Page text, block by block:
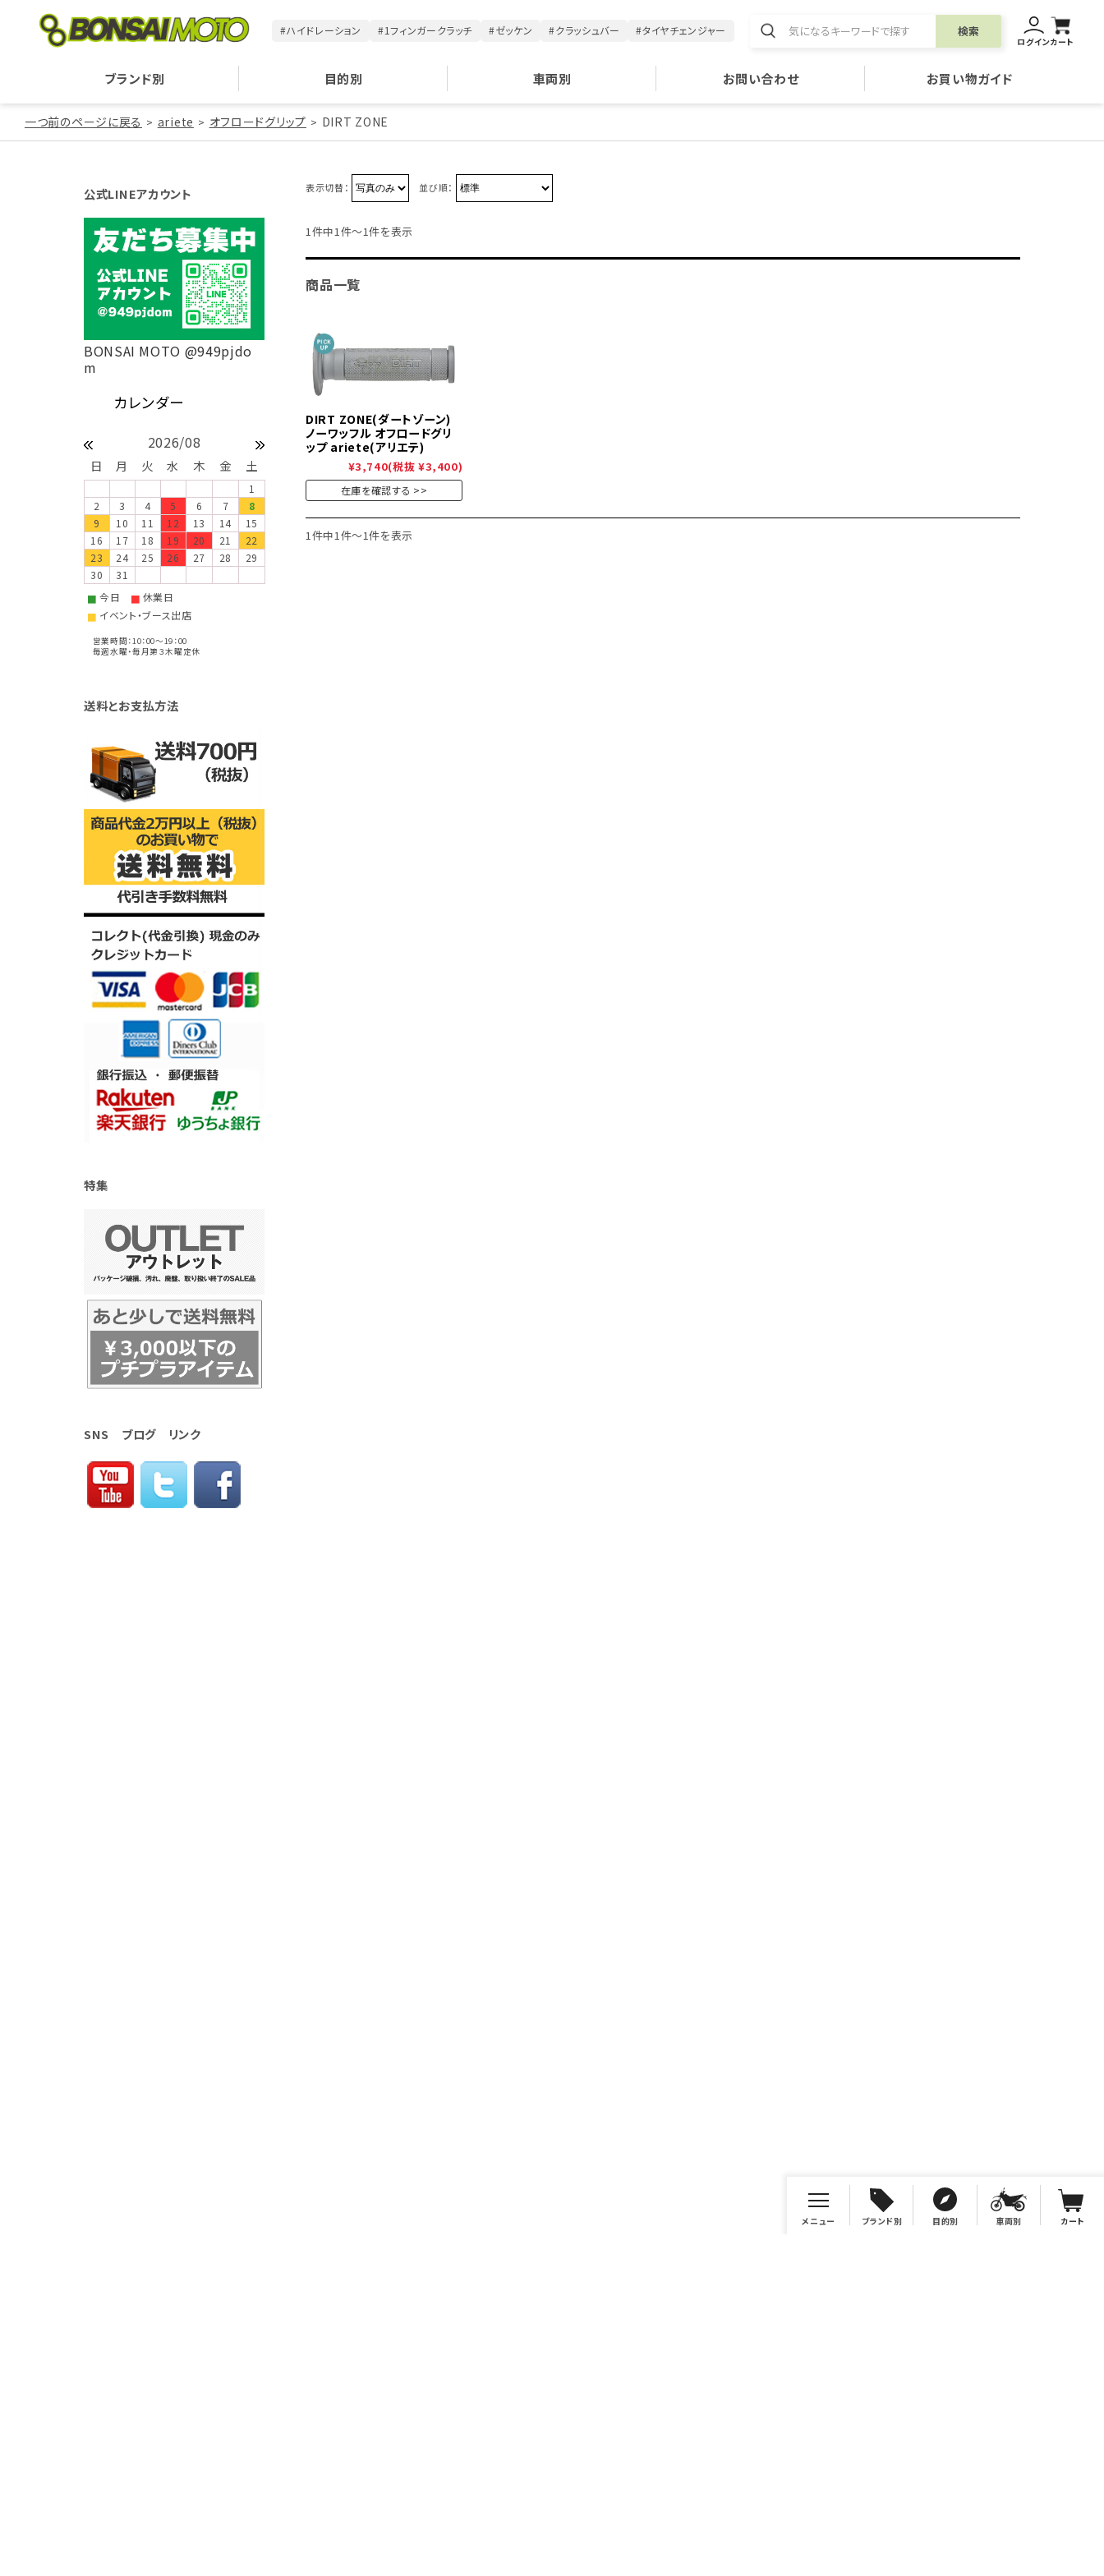
#ハイドレーション #1フィンガークラッチ #ゼッケン #クラッシュバー #タイヤチェンジャー 検索
ログインカート
ブランド別 目的別 車両別 お問い合わせ お買い物ガイド
メニュー ブランド別 目的別 車両別 カート
一つ前のページに戻る ariete オフロードグリップ DIRT ZONE
表示切替： 並び順：
1件中1件～1件を表示
商品一覧
DIRT ZONE(ダートゾーン)
ノーワッフル オフロードグリ
ップ ariete(アリエテ)
¥3,740(税抜 ¥3,400)
在庫を確認する
1件中1件～1件を表示
公式LINEアカウント
BONSAI MOTO @949pjdo
m
2026/08
日 月 火 水 木 金 土
1
2
3 4 5 6 7
8
9
10 11 12 13 14
15
16
17 18 19 20 21
22
23
24 25 26 27 28
29
30
31
■ 今日 ■ 休業日
■ イベント・ブース出店
営業時間：10：00～19：00
毎週水曜・毎月第３木曜定休
送料とお支払方法
特集
SNS ブログ リンク